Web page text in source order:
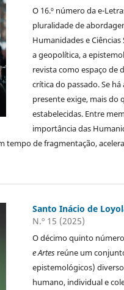
O 16.º número da e-
pluralidade de
Humanidades e
a geopolítica, a
revista como espaço de
crítica do passado. Se
presente exige, mais do
estabelecidas. Entre
importância das
tempo de fragmentação,
Santo Inácio de
N.º 15 (2025)
O décimo quinto
e Artes reúne um
epistemológicos)
humano, individual e